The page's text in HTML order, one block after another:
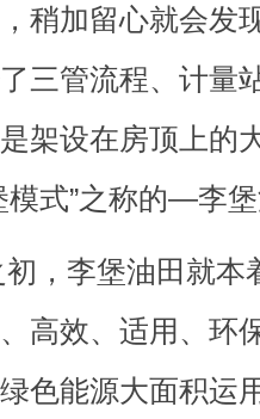
加留心就会发
三管流程、计量
架设在房顶上的
模式”之称的—李
李堡油田就本
高效、适用、环
色能源大面积运